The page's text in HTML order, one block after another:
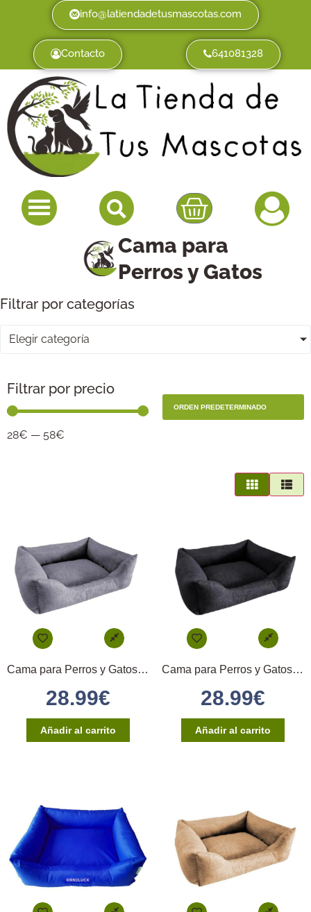
info@latiendadetusmascotas.com
Contacto 641081328
Cama para
Perros y Gatos
Filtrar por categorías
Elegir categoría
Filtrar por precio
28€ — 58€
Cama para Perros y Gatos 55x45cm – (Gris)
28.99€
Añadir al carrito
Cama para Perros y Gatos 55x45cm – (Negro)
28.99€
Añadir al carrito